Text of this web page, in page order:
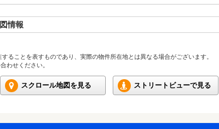
情報
ることを表すものであり、実際の物件所在地とは異なる場合がございます。
わせください。
スクロール地図を見る ストリートビューで見る